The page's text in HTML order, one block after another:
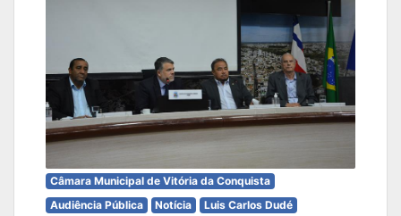
Câmara Municipal de Vitória da Conquista
Audiência Pública
Notícia
Luis Carlos Dudé